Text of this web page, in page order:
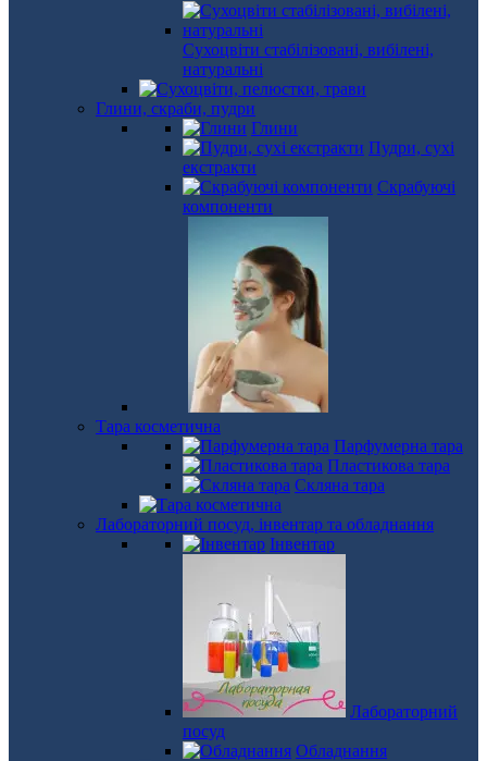
Сухоцвіти стабілізовані, вибілені,
натуральні
Глини, скраби, пудри
Глини
Пудри, сухі
екстракти
Скрабуючі
компоненти
Тара косметична
Парфумерна тара
Пластикова тара
Скляна тара
Лабораторний посуд, інвентар та обладнання
Інвентар
Лабораторний
посуд
Обладнання